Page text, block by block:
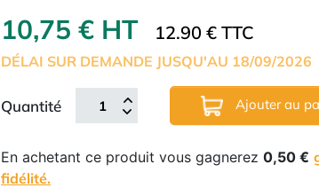
10,75 € HT 12.90 € TTC
DÉLAI SUR DEMANDE JUSQU'AU 18/09/2026
Quantité Ajouter au
En achetant ce produit vous gagnerez 0,50 €
fidélité.